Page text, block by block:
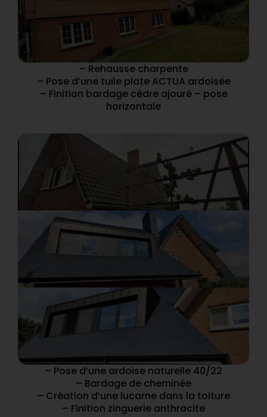
– Rehausse charpente
– Pose d’une tuile plate ACTUA ardoisée
– Finition bardage cèdre ajouré – pose
horizontale
– Pose d’une ardoise naturelle 40/22
– Bardage de cheminée
– Création d’une lucarne dans la toiture
– Finition zinguerie anthracite